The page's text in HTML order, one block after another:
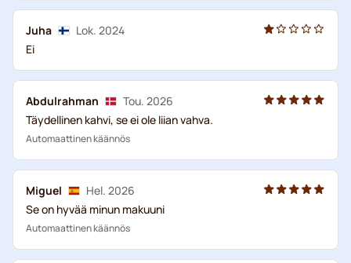
Juha
Lok. 2024
Ei
Abdulrahman
Tou. 2026
Täydellinen kahvi, se ei ole liian vahva.
Automaattinen käännös
Miguel
Hel. 2026
Se on hyvää minun makuuni
Automaattinen käännös